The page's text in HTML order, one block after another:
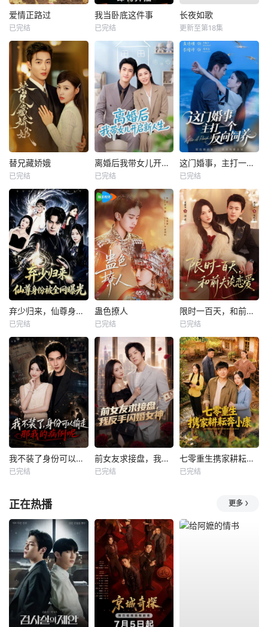
爱情正路过
已完结
我当卧底这件事
已完结
长夜如歌
更新至第18集
替兄藏娇娥
已完结
离婚后我带女儿开启新人生
已完结
这门婚事，主打一个反向饲养
已完结
弃少归来，仙尊身份被全网曝光
已完结
蛊色撩人
已完结
限时一百天，和前夫谈恋爱
已完结
我不装了身份可以偷走那我的病例呢
已完结
前女友求接盘，我反手闪婚女神
已完结
七零重生携家耕耘奔小康
已完结
正在热播 更多